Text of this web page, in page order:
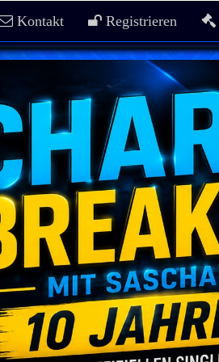
Kontakt Registrieren